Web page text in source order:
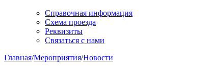
Справочная информация
Схема проезда
Реквизиты
Связаться с нами
Главная/Мероприятия/Новости